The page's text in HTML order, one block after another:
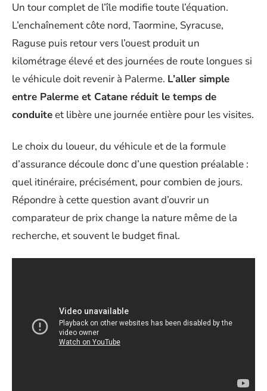
Un tour complet de l’île modifie toute l’équation.
L’enchaînement côte nord, Taormine, Syracuse,
Raguse puis retour vers l’ouest produit un
kilométrage élevé et des journées de route longues si
le véhicule doit revenir à Palerme. L’aller simple
entre Palerme et Catane réduit le temps de
conduiteet libère une journée entière pour les visites.
Le choix du loueur, du véhicule et de la formule
d’assurance découle donc d’une question préalable :
quel itinéraire, précisément, pour combien de jours.
Répondre à cette question avant d’ouvrir un
comparateur de prix change la nature même de la
recherche, et souvent le budget final.